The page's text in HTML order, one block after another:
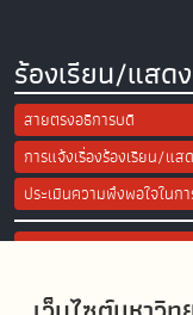
ร้องเรียน/แสด
สายตรงอธิการบดี
การแจ้งเรื่องร้องเรียน/แส
ประเมินความพึงพอใจในก
Site Map